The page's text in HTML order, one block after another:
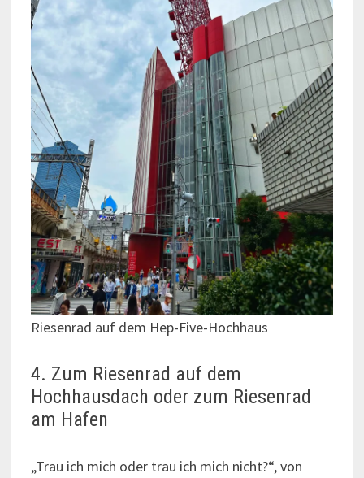
Riesenrad auf dem Hep-Five-Hochhaus
4. Zum Riesenrad auf dem
Hochhausdach oder zum Riesenrad
am Hafen
„Trau ich mich oder trau ich mich nicht?“, von